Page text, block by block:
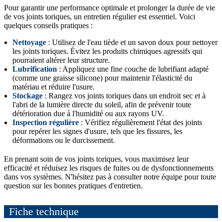
Pour garantir une performance optimale et prolonger la durée de vie
de vos joints toriques, un entretien régulier est essentiel. Voici
quelques conseils pratiques :
Nettoyage : Utilisez de l'eau tiède et un savon doux pour nettoyer
les joints toriques. Évitez les produits chimiques agressifs qui
pourraient altérer leur structure.
Lubrification : Appliquez une fine couche de lubrifiant adapté
(comme une graisse silicone) pour maintenir l'élasticité du
matériau et réduire l'usure.
Stockage : Rangez vos joints toriques dans un endroit sec et à
l'abri de la lumière directe du soleil, afin de prévenir toute
détérioration due à l'humidité ou aux rayons UV.
Inspection régulière : Vérifiez régulièrement l'état des joints
pour repérer les signes d'usure, tels que les fissures, les
déformations ou le durcissement.
En prenant soin de vos joints toriques, vous maximisez leur
efficacité et réduisez les risques de fuites ou de dysfonctionnements
dans vos systèmes. N'hésitez pas à consulter notre équipe pour toute
question sur les bonnes pratiques d'entretien.
Fiche technique